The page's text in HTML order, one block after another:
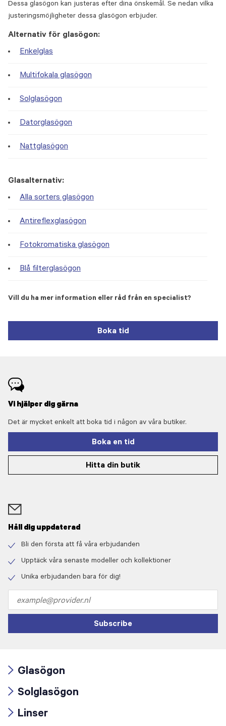
Dessa glasögon kan justeras efter dina önskemål. Se nedan vilka
justeringsmöjligheter dessa glasögon erbjuder.
Alternativ för glasögon:
Enkelglas
Multifokala glasögon
Solglasögon
Datorglasögon
Nattglasögon
Glasalternativ:
Alla sorters glasögon
Antireflexglasögon
Fotokromatiska glasögon
Blå filterglasögon
Vill du ha mer information eller råd från en specialist?
Boka tid
Vi hjälper dig gärna
Det är mycket enkelt att boka tid i någon av våra butiker.
Boka en tid
Hitta din butik
Håll dig uppdaterad
icon
Bli den första att få våra erbjudanden
icon
Upptäck våra senaste modeller och kollektioner
Unika erbjudanden bara för dig!
address
Subscribe
icon
Glasögon
icon
Solglasögon
Linser